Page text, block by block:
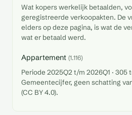
Wat kopers werkelijk betaalden,
geregistreerde verkoopakten. De
elders op deze pagina, is wat de
wat er betaald werd.
Appartement (1.116)
Periode 2025Q2 t/m 2026Q1 · 305
Gemeentecijfer, geen schatting
(CC BY 4.0).